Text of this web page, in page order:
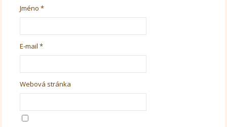
Jméno*
E-mail*
Webová stránka